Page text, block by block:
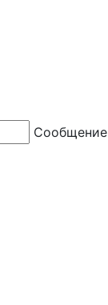
Сообщение